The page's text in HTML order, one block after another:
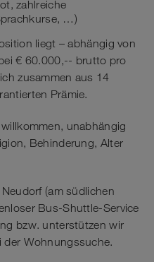
zahlreiche
…)
liegt – abhängig von
€ 60.000,-- brutto pro
zusammen aus 14
Prämie.
unabhängig
Behinderung, Alter
(am südlichen
Bus-Shuttle-Service
bzw. unterstützen wir
der Wohnungssuche.